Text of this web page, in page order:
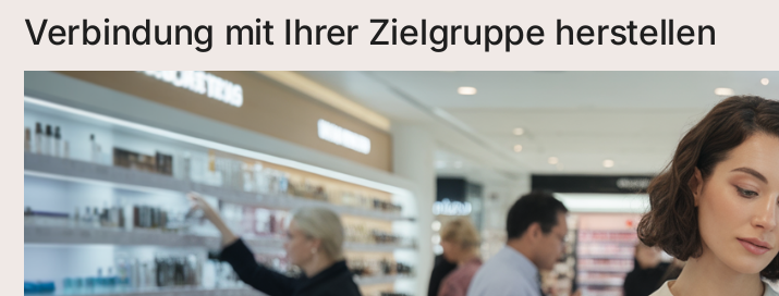
Verbindung mit Ihrer Zielgruppe herstellen